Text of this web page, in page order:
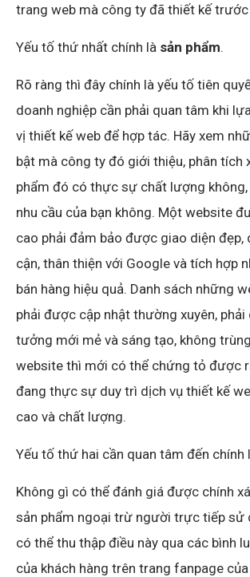
trang web mà công ty đã thiết kế trước
Yếu tố thứ nhất chính là sản phẩm.
Rõ ràng thì đây chính là yếu tố tiên
doanh nghiệp cần phải quan tâm khi
vị thiết kế web để hợp tác. Hãy xem
bật mà công ty đó giới thiệu, phân tích
phẩm đó có thực sự chất lượng không,
nhu cầu của bạn không. Một website
cao phải đảm bảo được giao diện đẹp,
cận, thân thiện với Google và tích hợp
bán hàng hiệu quả. Danh sách những
phải được cập nhật thường xuyên, phải
tưởng mới mẻ và sáng tạo, không
website thì mới có thể chứng tỏ được
đang thực sự duy trì dịch vụ thiết kế
cao và chất lượng.
Yếu tố thứ hai cần quan tâm đến chính
Không gì có thể đánh giá được chính
sản phẩm ngoại trừ người trực tiếp sử
có thể thu thập điều này qua các bình
của khách hàng trên trang fanpage